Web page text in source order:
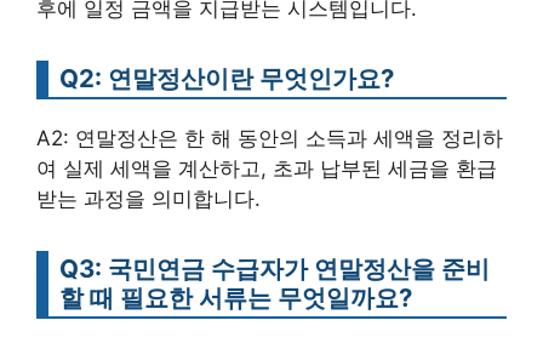
후에 일정 금액을 지급받는 시스템입니다.
Q2: 연말정산이란 무엇인가요?
A2: 연말정산은 한 해 동안의 소득과 세액을 정리하
여 실제 세액을 계산하고, 초과 납부된 세금을 환급
받는 과정을 의미합니다.
Q3: 국민연금 수급자가 연말정산을 준비
할 때 필요한 서류는 무엇일까요?